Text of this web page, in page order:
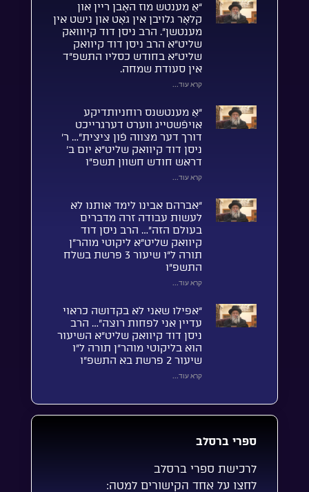
“אַ מענטש מוז האָבן ריין און
קלאָר גלויבן אין גאָט און נישט אין
מענטשן”. הרב ניסן דוד קיווואק
שליט”א הרב ניסן דוד קיוואק
שליט”א בחודש כסליו התשפ”ד
אין סעודת שמחה.
קרא עוד...
“אַ מענטשנס רוחניותדיקע
אויפֿשטייג ווערט דערגרייכט
דורך דער מצווה פֿון ציצית”… ר’
ניסן דוד קיוואק שליט”א יום ב’
דראש חודש חשוון תשפ”ו
קרא עוד...
“אברהם אבינו לימד אותנו לא
לעשות עבודה זרה מדברים
בעולם הזה”… הרב ניסן דוד
קיוואק שליט”א ליקוטי מוהר”ן
תורה ל”ו שיעור 3 פרשת בשלח
התשפ”ו
קרא עוד...
“אפילו שאני לא בקדושה כראוי
עדיין אני לפחות רוצה”… הרב
ניסן דוד קיוואק שליט”א השיעור
הוא בליקוטי מוהר”ן תורה ל”ו
שיעור 2 פרשת בא התשפ”ו
קרא עוד...
ספרי ברסלב
לרכישת ספרי ברסלב
לחצו על אחד הקישורים למטה: